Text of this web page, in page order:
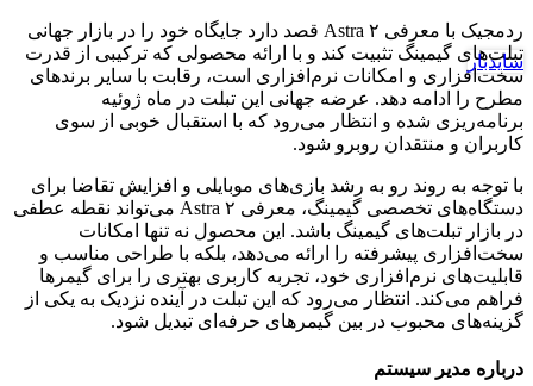
ردمجیک با معرفی Astra ۲ قصد دارد جایگاه خود را در بازار جهانی
تبلت‌های گیمینگ تثبیت کند و با ارائه محصولی که ترکیبی از قدرت
سخت‌افزاری و امکانات نرم‌افزاری است، رقابت با سایر برندهای
مطرح را ادامه دهد. عرضه جهانی این تبلت در ماه ژوئیه
برنامه‌ریزی شده و انتظار می‌رود که با استقبال خوبی از سوی
کاربران و منتقدان روبرو شود.
با توجه به روند رو به رشد بازی‌های موبایلی و افزایش تقاضا برای
دستگاه‌های تخصصی گیمینگ، معرفی Astra ۲ می‌تواند نقطه عطفی
در بازار تبلت‌های گیمینگ باشد. این محصول نه تنها امکانات
سخت‌افزاری پیشرفته را ارائه می‌دهد، بلکه با طراحی مناسب و
قابلیت‌های نرم‌افزاری خود، تجربه کاربری بهتری را برای گیمرها
فراهم می‌کند. انتظار می‌رود که این تبلت در آینده نزدیک به یکی از
گزینه‌های محبوب در بین گیمرهای حرفه‌ای تبدیل شود.
درباره مدیر سیستم
سایدبار